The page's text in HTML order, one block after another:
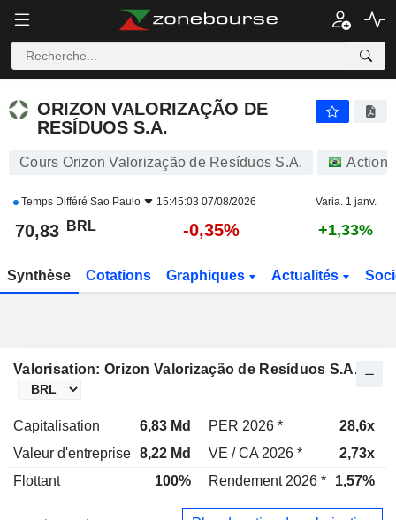
ORIZON VALORIZAÇÃO DE
RESÍDUOS S.A.
Cours Orizon Valorização de Resíduos S.A. Actions
Temps Différé Sao Paulo 15:45:03 07/08/2026 Varia. 1 janv.
70,83 BRL -0,35% +1,33%
Synthèse Cotations Graphiques Actualités
Valorisation: Orizon Valorização de Resíduos S.A.
Capitalisation 6,83 Md PER 2026 * 28,6x
Valeur d'entreprise 8,22 Md VE / CA 2026 * 2,73x
Flottant
100% Rendement 2026 * 1,57%